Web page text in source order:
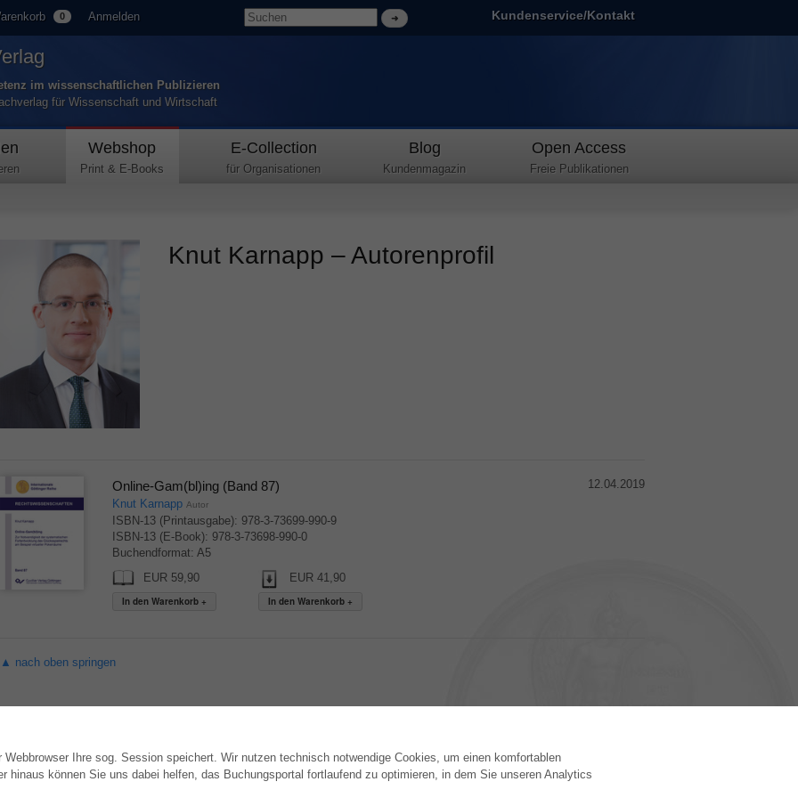
Ihre sog. Session speichert. Wir nutzen technisch notwendige Cookies, um einen komfortablen
hinaus können Sie uns dabei helfen, das Buchungsportal fortlaufend zu optimieren, in dem Sie unseren Analytics
0 Anmelden Kundenservice/Kontakt
im wissenschaftlichen Publizieren
für Wissenschaft und Wirtschaft
Webshop
Print & E-Books
E-Collection
für Organisationen
Blog
Kundenmagazin
Open Access
Freie Publikationen
Knut Karnapp – Autorenprofil
Online-Gam(bl)ing (Band 87)
Knut Karnapp Autor
ISBN-13 (Printausgabe): 978-3-73699-990-9
ISBN-13 (E-Book): 978-3-73698-990-0
Buchendformat: A5
EUR 59,90
EUR 41,90
12.04.2019
▲ nach oben springen
WEBSHOP AUTOR WERDEN VERLAG